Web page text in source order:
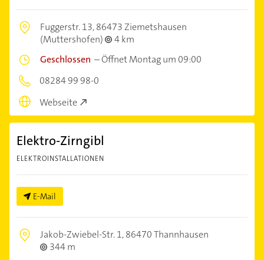
Fuggerstr. 13,86473 Ziemetshausen
(Muttershofen)
4 km
Geschlossen –Öffnet Montag um 09:00
08284 99 98-0
Webseite
Elektro-Zirngibl
ELEKTROINSTALLATIONEN
E-Mail
Jakob-Zwiebel-Str. 1,86470 Thannhausen
344 m